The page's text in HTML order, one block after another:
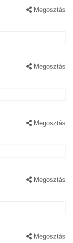
Megosztás
Megosztás
Megosztás
Megosztás
Megosztás